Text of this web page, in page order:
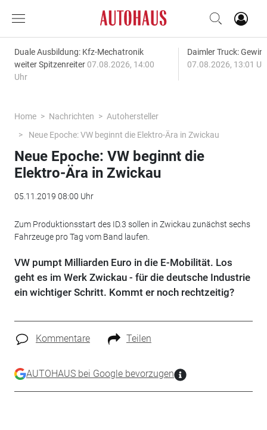
Duale Ausbildung: Kfz-Mechatronik
weiter Spitzenreiter 07.08.2026, 14:00
Uhr
Daimler Truck:
07.08.2026, 13:01
Home Nachrichten
Autohersteller
Neue Epoche: VW beginnt die Elektro-Ära in Zwickau
Neue Epoche: VW beginnt die
Elektro-Ära in Zwickau
05.11.2019 08:00 Uhr
Zum Produktionsstart des ID.3 sollen in Zwickau zunächst sechs
Fahrzeuge pro Tag vom Band laufen.
VW pumpt Milliarden Euro in die E-Mobilität. Los
geht es im Werk Zwickau - für die deutsche Industrie
ein wichtiger Schritt. Kommt er noch rechtzeitig?
Kommentare Teilen
AUTOHAUS bei Google bevorzugen